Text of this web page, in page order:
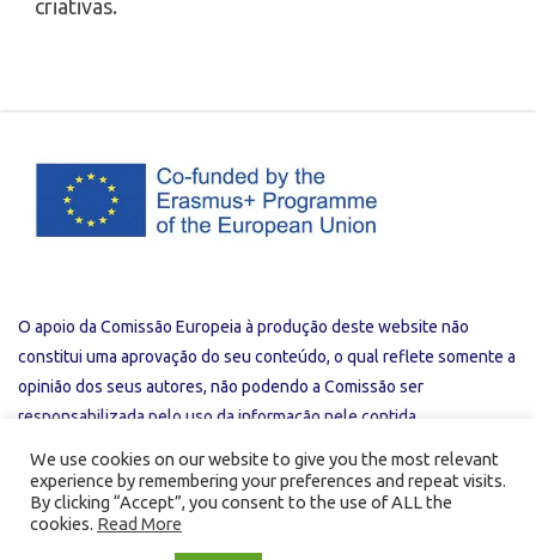
criativas.
O apoio da Comissão Europeia à produção deste website não
constitui uma aprovação do seu conteúdo, o qual reflete somente a
opinião dos seus autores, não podendo a Comissão ser
responsabilizada pelo uso da informação nele contida.
Privacy Policy Useful Links
We use cookies on our website to give you the most relevant
experience by remembering your preferences and repeat visits.
By clicking “Accept”, you consent to the use of ALL the
cookies. Read More